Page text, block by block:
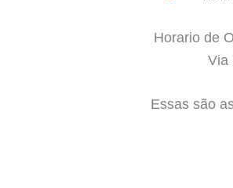
Horario de
Via
Essas são